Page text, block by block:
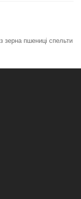
зерна пшениці спельти